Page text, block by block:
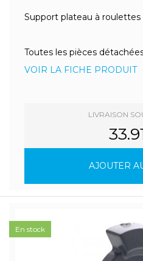
Support plateau à
Toutes les pièces
VOIR LA FICHE PRODUIT
LIVRAISON
AJOUTER
En stock